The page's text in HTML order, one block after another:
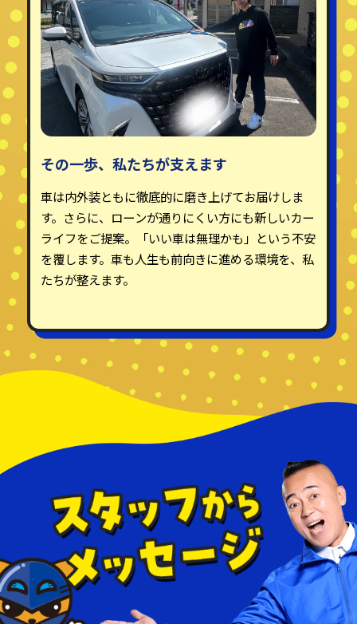
その一歩、私たちが支えます
車は内外装ともに徹底的に磨き上げてお届けしま
す。さらに、ローンが通りにくい方にも新しいカー
ライフをご提案。「いい車は無理かも」という不安
を覆します。車も人生も前向きに進める環境を、私
たちが整えます。